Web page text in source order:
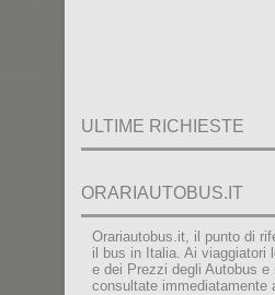
ULTIME RICHIESTE
ORARIAUTOBUS.IT
Orariautobus.it, il punto di
il bus in Italia. Ai viaggiatori
e dei Prezzi degli Autobus e
consultate immediatamente